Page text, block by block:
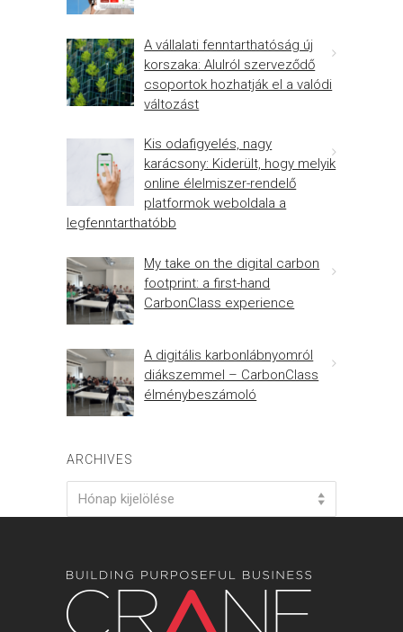
A vállalati fenntarthatóság új
korszaka: Alulról szerveződő
csoportok hozhatják el a valódi
változást
Kis odafigyelés, nagy
karácsony: Kiderült, hogy melyik
online élelmiszer-rendelő
platformok weboldala a
legfenntarthatóbb
My take on the digital carbon
footprint: a first-hand
CarbonClass experience
A digitális karbonlábnyomról
diákszemmel – CarbonClass
élménybeszámoló
ARCHIVES
Archives
Hónap kijelölése